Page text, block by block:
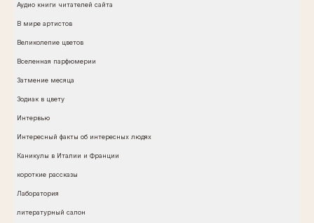
Аудио книги читателей сайта
В мире артистов
Великолепие цветов
Вселенная парфюмерии
Затмение месяца
Зодиак в цвету
Интервью
Интересный факты об интересных людях
Каникулы в Италии и Франции
короткие рассказы
Лаборатория
литературный салон